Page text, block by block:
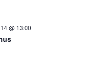
@ 13:00